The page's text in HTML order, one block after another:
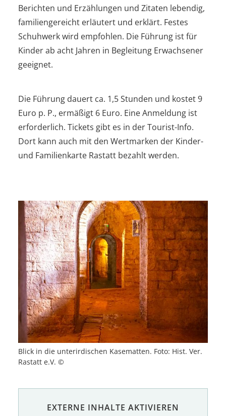
Berichten und Erzählungen und Zitaten lebendig,
familiengereicht erläutert und erklärt. Festes
Schuhwerk wird empfohlen. Die Führung ist für
Kinder ab acht Jahren in Begleitung Erwachsener
geeignet.
Die Führung dauert ca. 1,5 Stunden und kostet 9
Euro p. P., ermäßigt 6 Euro. Eine Anmeldung ist
erforderlich. Tickets gibt es in der Tourist-Info.
Dort kann auch mit den Wertmarken der Kinder-
und Familienkarte Rastatt bezahlt werden.
Blick in die unterirdischen Kasematten. Foto: Hist. Ver.
Rastatt e.V. ©
EXTERNE INHALTE AKTIVIEREN